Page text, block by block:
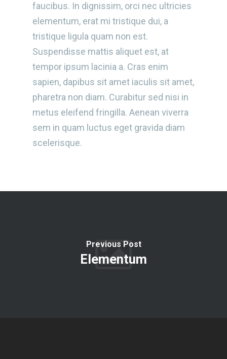
faucibus. In dignissim, orci nec ultricies
elementum, erat mi tristique dui, a
tristique ligula quam non est.
Suspendisse mattis aliquet est, at
tempor ipsum lacinia a. Cras enim
sapien, dapibus sit amet iaculis sit amet,
pharetra non diam. Curabitur sed nisi in
metus eleifend fringilla. Aenean viverra
sem in quam luctus eget gravida diam
scelerisque.
Previous Post
Elementum